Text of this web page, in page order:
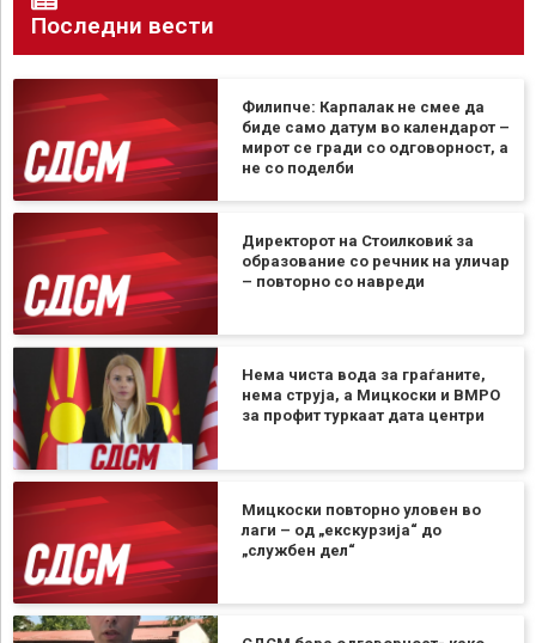
Последни вести
Филипче: Карпалак не смее да
биде само датум во календарот –
мирот се гради со одговорност, а
не со поделби
Директорот на Стоилковиќ за
образование со речник на уличар
– повторно со навреди
Нема чиста вода за граѓаните,
нема струја, а Мицкоски и ВМРО
за профит туркаат дата центри
Мицкоски повторно уловен во
лаги – од „екскурзија“ до
„службен дел“